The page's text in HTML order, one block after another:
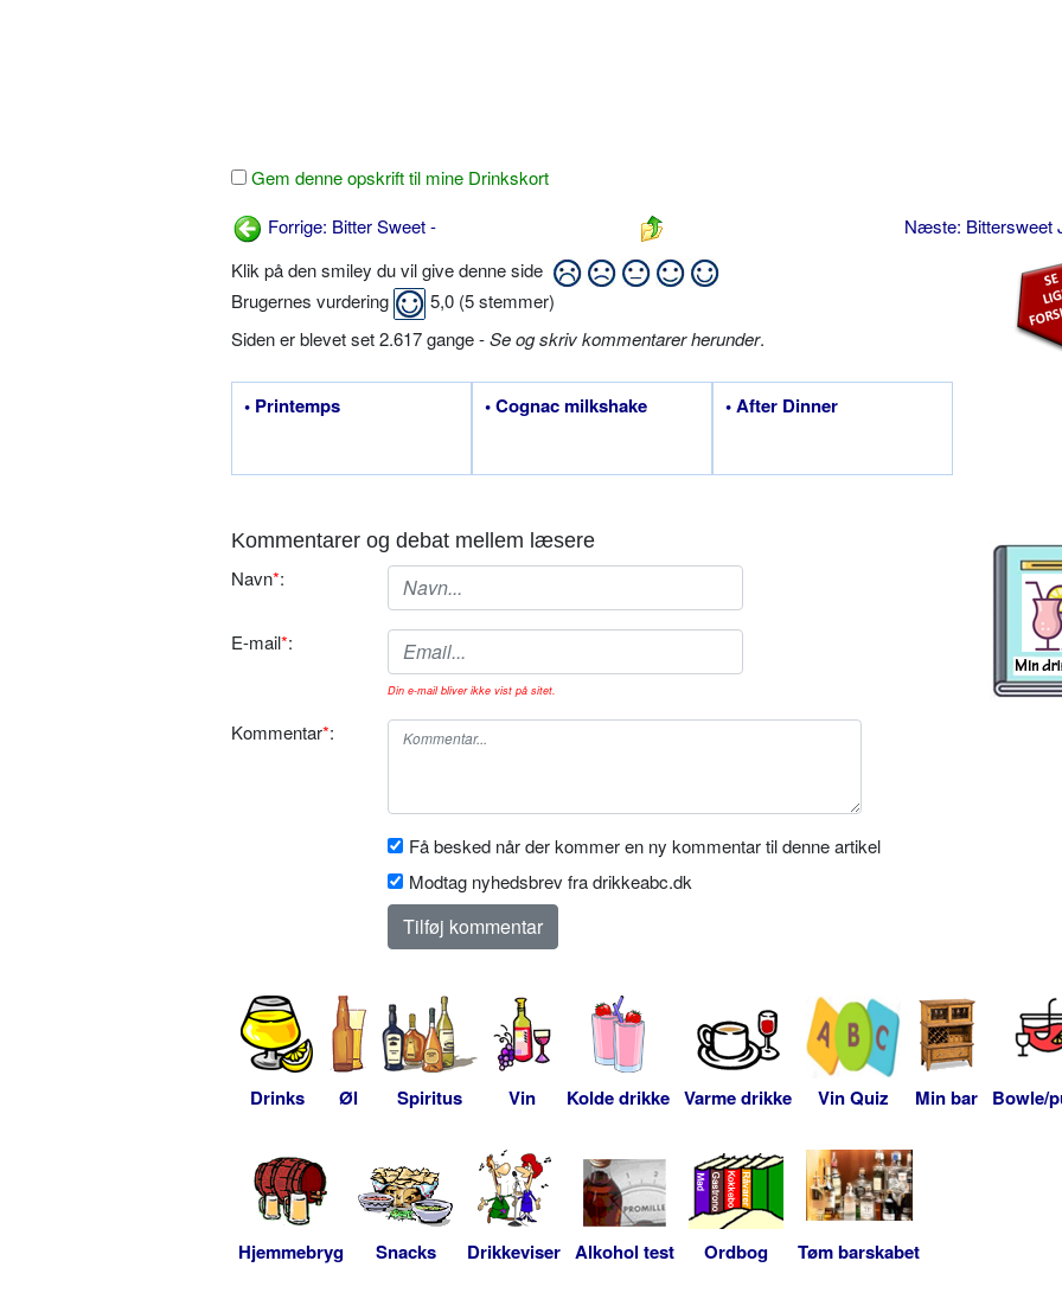
Gem denne opskrift til mine Drinkskort
Forrige: Bitter Sweet -
Næste: Bittersweet
Klik på den smiley du vil give denne side
Brugernes vurdering
5,0 (5stemmer)
Siden er blevet set 2.617 gange -Se og skriv kommentarer herunder.
• Printemps • Cognac milkshake • After Dinner
Kommentarer og debat mellem læsere
Navn*:
E-mail*:
Din e-mail bliver ikke vist på sitet.
Kommentar*:
Få besked når der kommer en ny kommentar til denne artikel
Modtag nyhedsbrev fra drikkeabc.dk
Drinks Øl Spiritus Vin Kolde drikke Varme drikke Vin Quiz Min bar Bowle/
Hjemmebryg Snacks Drikkeviser Alkohol test Ordbog Tøm barskabet